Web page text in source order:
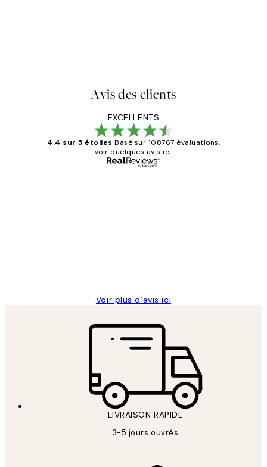
Avis des clients
EXCELLENTS
4.4 sur 5 étoiles Basé sur 108767 évaluations.
Voir quelques avis ici.
Voir plus d’avis ici
LIVRAISON RAPIDE
3-5 jours ouvrés